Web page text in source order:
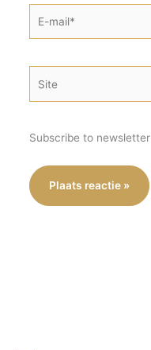
mail*
Subscribe to newsletter